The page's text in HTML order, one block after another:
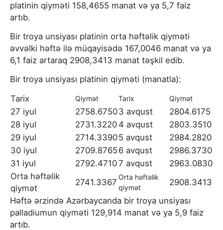
platinin qiyməti 158,4655 manat və ya 5,7 faiz
artıb.
Bir troya unsiyası platinin orta həftəlik qiyməti
əvvəlki həftə ilə müqayisədə 167,0046 manat və ya
6,1 faiz artaraq 2908,3413 manat təşkil edib.
Bir troya unsiyası platinin qiyməti (manatla):
Tarix
Qiymət Tarix Qiymət
27 iyul 2758.67503 avqust
2804.6175
28 iyul
2731.3220 4 avqust
2803.3510
29 iyul
2714.33905 avqust
2984.2820
30 iyul
2709.8765 6 avqust
2986.3730
31 iyul
2792.47107 avqust
2963.0830
Orta həftəlik
qiymət
2741.3367
Orta həftəlik
qiymət
2908.3413
Həftə ərzində Azərbaycanda bir troya unsiyası
palladiumun qiyməti 129,914 manat və ya 5,9 faiz
artıb.